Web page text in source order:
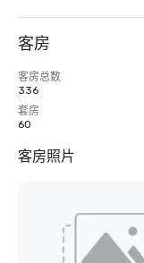
客房
客房总数
336
套房
60
客房照片